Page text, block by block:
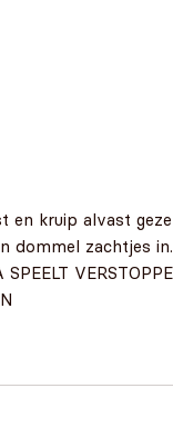
en kruip alvast
dommel zachtjes
SPEELT